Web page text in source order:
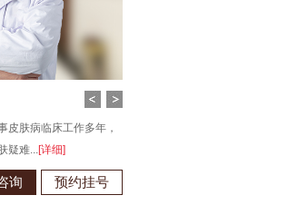
病临床诊疗工作多年，
[详细]
询 预约挂号